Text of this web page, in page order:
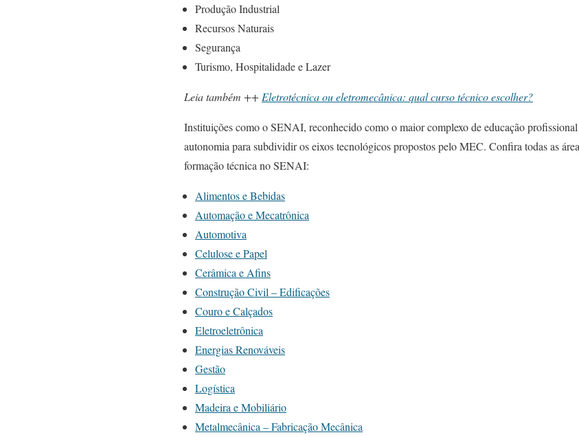
Produção Industrial
Recursos Naturais
Segurança
Turismo, Hospitalidade e Lazer
Leia também ++ Eletrotécnica ou eletromecânica: qual curso técnico escolher?
Instituições como o SENAI, reconhecido como o maior complexo de educação
autonomia para subdividir os eixos tecnológicos propostos pelo MEC. Confira todas as
formação técnica no SENAI:
Alimentos e Bebidas
Automação e Mecatrônica
Automotiva
Celulose e Papel
Cerâmica e Afins
Construção Civil – Edificações
Couro e Calçados
Eletroeletrônica
Energias Renováveis
Gestão
Logística
Madeira e Mobiliário
Metalmecânica – Fabricação Mecânica